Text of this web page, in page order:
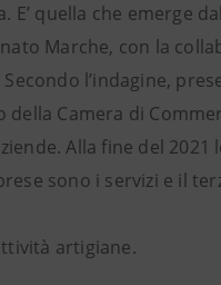
quella che emerge
Marche, con la
l’indagine,
della Camera di
Alla fine del 2021
sono i servizi e il
artigiane.